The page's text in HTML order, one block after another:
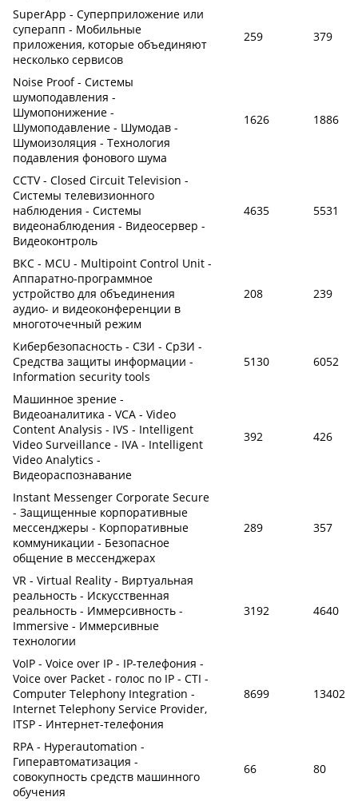
SuperApp - Суперприложение или
суперапп - Мобильные
приложения, которые объединяют
несколько сервисов
259 379
Noise Proof - Системы
шумоподавления -
Шумопонижение -
Шумоподавление - Шумодав -
Шумоизоляция - Технология
подавления фонового шума
1626 1886
CCTV - Closed Circuit Television -
Системы телевизионного
наблюдения - Системы
видеонаблюдения - Видеосервер -
Видеоконтроль
4635 5531
ВКС - MCU - Multipoint Control Unit -
Аппаратно-программное
устройство для объединения
аудио- и видеоконференции в
многоточечный режим
208 239
Кибербезопасность - СЗИ - СрЗИ -
Средства защиты информации -
Information security tools
5130 6052
Машинное зрение -
Видеоаналитика - VCA - Video
Content Analysis - IVS - Intelligent
Video Surveillance - IVA - Intelligent
Video Analytics -
Видеораспознавание
392 426
Instant Messenger Corporate Secure
- Защищенные корпоративные
мессенджеры - Корпоративные
коммуникации - Безопасное
общение в мессенджерах
289 357
VR - Virtual Reality - Виртуальная
реальность - Искусственная
реальность - Иммерсивность -
Immersive - Иммерсивные
технологии
3192 4640
VoIP - Voice over IP - IP-телефония -
Voice over Packet - голос по IP - CTI -
Computer Telephony Integration -
Internet Telephony Service Provider,
ITSP - Интернет-телефония
8699 13402
RPA - Hyperautomation -
Гиперавтоматизация -
совокупность средств машинного
обучения
66 80